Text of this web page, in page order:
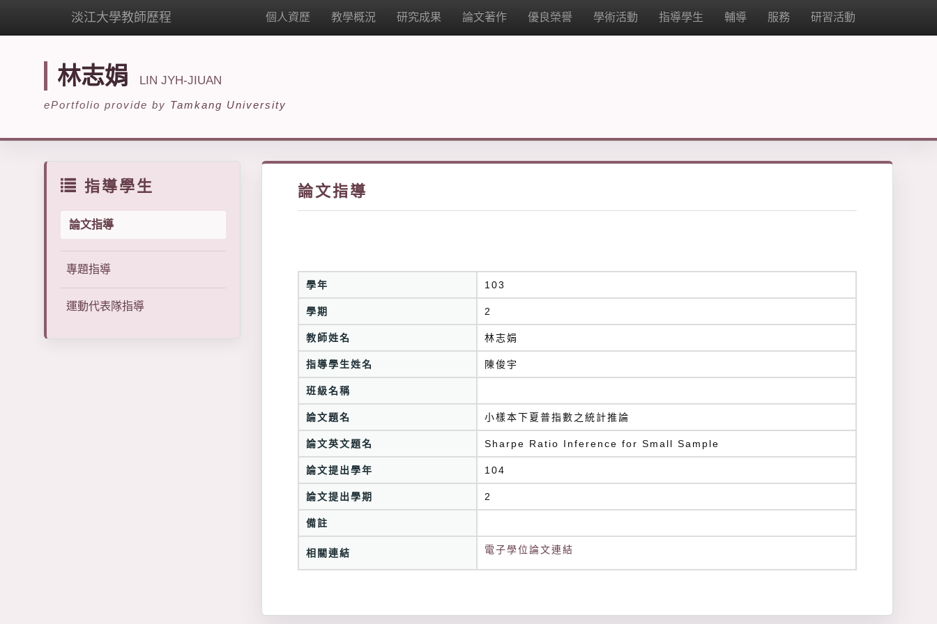
淡江大學教師歷程 個人資歷 教學概況 研究成果 論文著作 優良榮譽 學術活動 指導學生 輔導 服務 研習活動
林志娟 LIN JYH-JIUAN
ePortfolio provide by Tamkang University
指導學生
論文指導
專題指導
運動代表隊指導
論文指導
學年 103
學期 2
教師姓名 林志娟
指導學生姓名 陳俊宇
班級名稱
論文題名 小樣本下夏普指數之統計推論
論文英文題名 Sharpe Ratio Inference for Small Sample
論文提出學年 104
論文提出學期 2
備註
相關連結 電子學位論文連結